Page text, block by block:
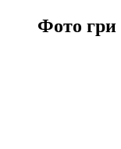
Фото гри